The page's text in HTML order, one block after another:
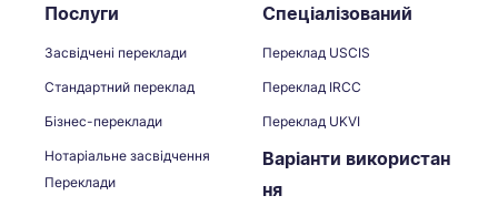
Послуги
Засвідчені переклади
Стандартний переклад
Бізнес-переклади
Нотаріальне засвідчення
Переклади
Спеціалізований
Переклад USCIS
Переклад IRCC
Переклад UKVI
Варіанти використан
ня